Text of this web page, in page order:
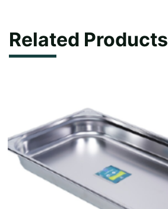
Related Products